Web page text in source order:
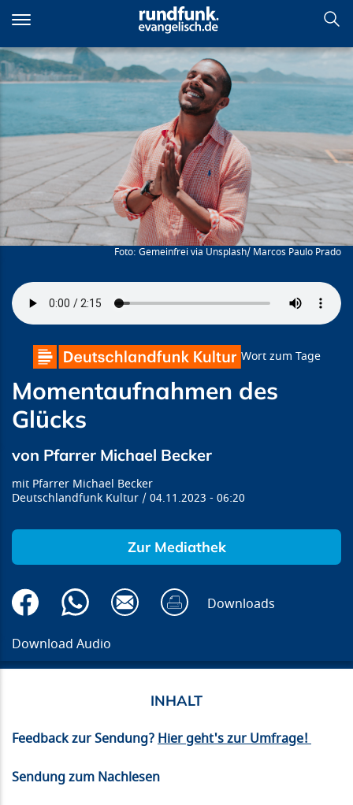
zum
Inhalt
Momentaufnahmen des
Glücks
Gemeinfrei via Unsplash/ Marcos Paulo Prado
Wort zum Tage
Momentaufnahmen des
Glücks
von Pfarrer Michael Becker
Pfarrer Michael Becker
Deutschlandfunk Kultur
04.11.2023 06:20
Zur Mediathek
Downloads
Download Audio
Feedback zur Sendung?Hier geht's zur Umfrage!
Sendung zum Nachlesen